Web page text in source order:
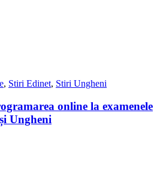
, Stiri Edinet, Stiri Ungheni
online la examenele
Ungheni